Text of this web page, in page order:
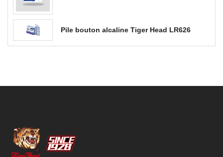
Pile bouton alcaline Tiger Head LR626